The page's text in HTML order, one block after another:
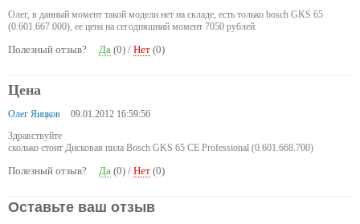
Олег, в данный момент такой модели нет на складе, есть только bosch GKS 65
(0.601.667.000), ее цена на сегодняшний момент 7050 рублей.
Полезный отзыв? Да (0) / Нет (0)
Цена
Олег Яицков
09.01.2012 16:59:56
Здравствуйте
сколько стоит Дисковая пила Bosch GKS 65 CE Professional (0.601.668.700)
Полезный отзыв? Да (0) / Нет (0)
Оставьте ваш отзыв